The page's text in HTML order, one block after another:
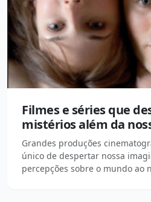
Filmes e séries que
mistérios além da
Grandes produções
único de despertar nossa
percepções sobre o mundo ao